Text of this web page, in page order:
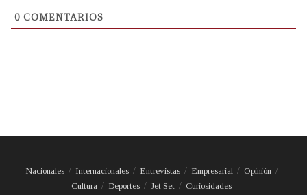
0 COMENTARIOS
Nacionales Internacionales Entrevistas Empresarial
Opinión
Cultura
Deportes Jet Set Curiosidades